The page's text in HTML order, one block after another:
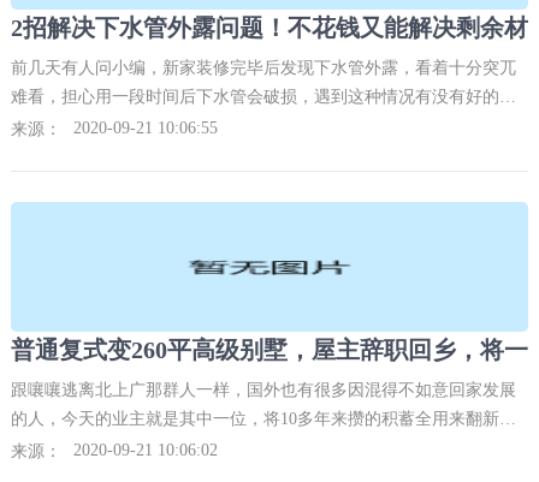
前几天有人问小编，新家装修完毕后发现下水管外露，看着十分突兀
难看，担心用一段时间后下水管会破损，遇到这种情况有没有好的解
决方法呢？新家装修完后下水管外露的问题是经常存在的现象，除了
来源： 2020-09-21 10:06:55
跟嚷嚷逃离北上广那群人一样，国外也有很多因混得不如意回家发展
的人，今天的业主就是其中一位，将10多年来攒的积蓄全用来翻新与
父母同住的这房子上了，上下两层普通装修老房，变260平高级豪宅，
来源： 2020-09-21 10:06:02